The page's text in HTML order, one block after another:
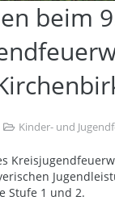
beim
Kinder- und
Stufe 1 und 2.